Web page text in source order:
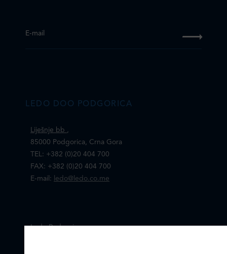
E-mail
LEDO DOO PODGORICA
Liješnje bb ,
85000 Podgorica, Crna Gora
TEL: +382 (0)20 404 700
FAX: +382 (0)20 404 700
E-mail:
ledo@ledo.co.me
Ledo Podgorica